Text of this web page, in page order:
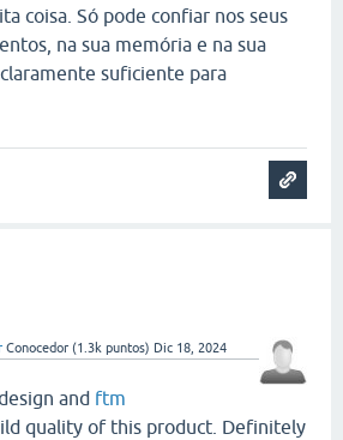
coisa. Só pode confiar nos seus
na sua memória e na sua
suficiente para
Conocedor (1.3k puntos) Dic 18, 2024
and ftm
quality of this product. Definitely